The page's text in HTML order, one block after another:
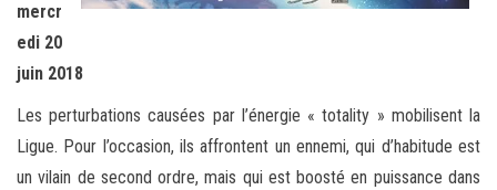
mercr
edi 20
juin 2018
Les perturbations causées par l’énergie « totality » mobilisent la
Ligue. Pour l’occasion, ils affrontent un ennemi, qui d’habitude est
un vilain de second ordre, mais qui est boosté en puissance dans